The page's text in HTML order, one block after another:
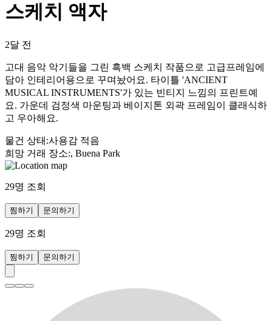
스케치 액자
2달 전
고대 음악 악기들을 그린 흑백 스케치 작품으로 고급프레임에
담아 인테리어용으로 꾸며놨어요. 타이틀 'ANCIENT
MUSICAL INSTRUMENTS'가 있는 빈티지 느낌의 프린트예
요. 가운데 검정색 마운팅과 베이지톤 외곽 프레임이 클래식하
고 우아해요.
물건 상태 :사용감 적음
희망 거래 장소:, Buena Park
29명 조회
찜하기 문의하기
29명 조회
찜하기 문의하기